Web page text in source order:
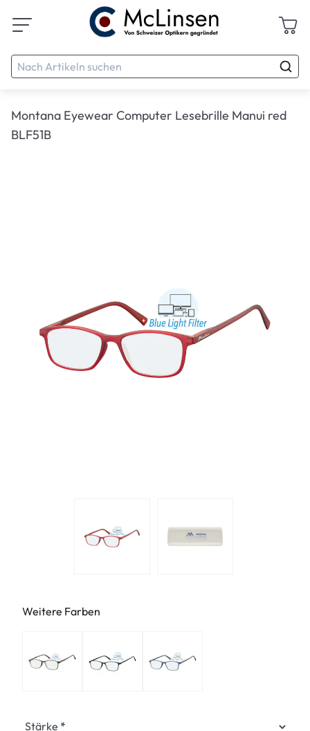
Montana Eyewear Computer Lesebrille Manui red
BLF51B
Weitere Farben
Stärke